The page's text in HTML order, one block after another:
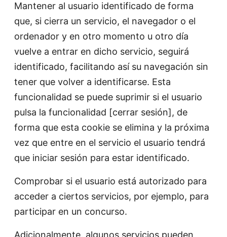
Mantener al usuario identificado de forma
que, si cierra un servicio, el navegador o el
ordenador y en otro momento u otro día
vuelve a entrar en dicho servicio, seguirá
identificado, facilitando así su navegación sin
tener que volver a identificarse. Esta
funcionalidad se puede suprimir si el usuario
pulsa la funcionalidad [cerrar sesión], de
forma que esta cookie se elimina y la próxima
vez que entre en el servicio el usuario tendrá
que iniciar sesión para estar identificado.
Comprobar si el usuario está autorizado para
acceder a ciertos servicios, por ejemplo, para
participar en un concurso.
Adicionalmente, algunos servicios pueden